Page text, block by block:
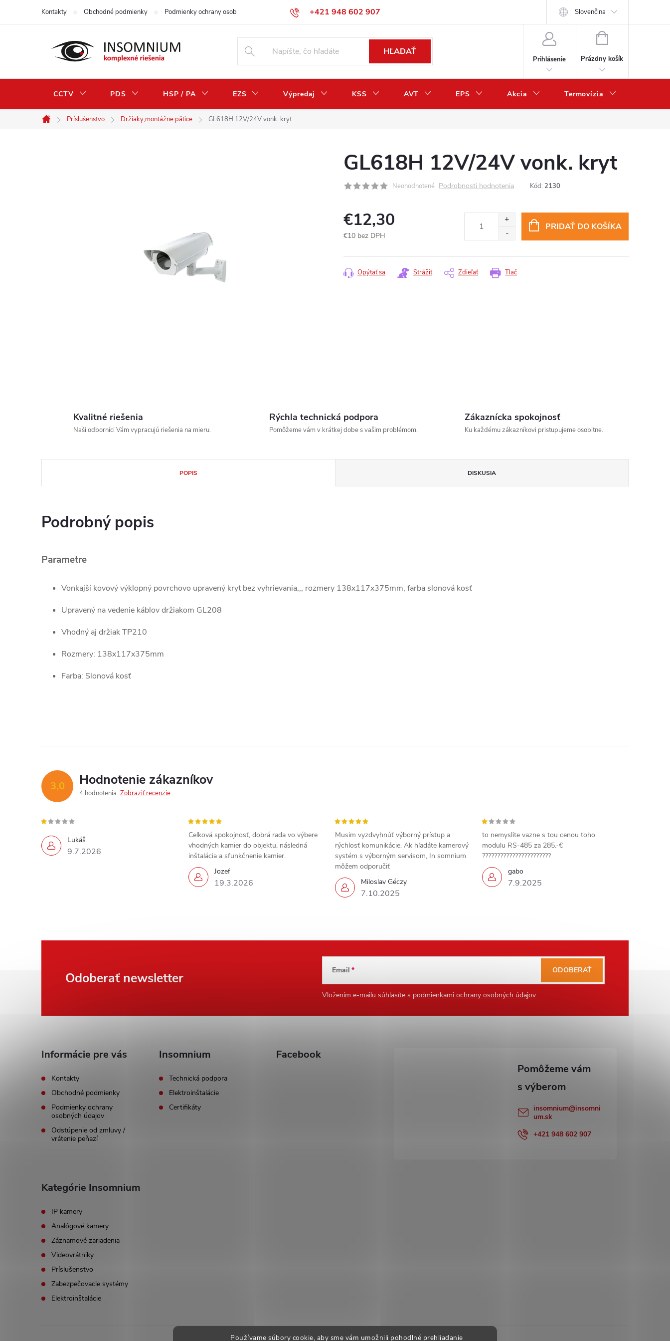
Používame súbory cookie, aby sme vám umožnili pohodlné prehliadanie
+421 948 602 907
Kontakty Obchodné podmienky Podmienky ochrany osobných údajov Odstúpenie od zmluvy / vrátenie peňazí Slovenčina
HĽADAŤ
Prihlásenie
NÁKUPNÝ
Prázdny košík
CCTV PDS HSP / PA EZS Výpredaj KSS AVT EPS Akcia Termovízia
Domov
Príslušenstvo Držiaky,montážne pätice GL618H 12V/24V vonk. kryt
GL618H 12V/24V vonk. kryt
Neohodnotené Podrobnosti hodnotenia Kód: 2130
€12,30
€10 bez DPH
cena:
PRIDAŤ DO KOŠÍKA
Tlač
Opýtať sa Strážiť Zdieľať
Kvalitné riešenia
Naši odborníci Vám vypracujú riešenia na mieru.
Rýchla technická podpora
Pomôžeme vám v krátkej dobe s vašim problémom.
Zákaznícka spokojnosť
Ku každému zákazníkovi pristupujeme osobitne.
POPIS DISKUSIA
Podrobný popis
Parametre
Vonkajší kovový výklopný povrchovo upravený kryt bez vyhrievania,,, rozmery 138x117x375mm, farba slonová kosť
Upravený na vedenie káblov držiakom GL208
Vhodný aj držiak TP210
Rozmery: 138x117x375mm
Farba: Slonová kosť
3,0 Hodnotenie zákazníkov
4 hodnotenia Zobraziť recenzie
Lukáš
9.7.2026
Jozef
19.3.2026
Celková spokojnosť, dobrá rada vo výbere
vhodných kamier do objektu, následná
inštalácia a sfunkčnenie kamier.
Miloslav Géczy
7.10.2025
Musim vyzdvyhnúť výborný prístup a
rýchlosť komunikácie. Ak hľadáte kamerový
systém s výborným servisom, In somnium
môžem odporučiť
gabo
7.9.2025
to nemyslite vazne s tou cenou toho
modulu RS-485 za 285.-€
???????????????????????
Odoberať newsletter Email
Vložením e-mailu súhlasíte s podmienkami ochrany osobných údajov
ODOBERAŤ
Informácie pre vás
Kontakty
Obchodné podmienky
Podmienky ochrany
osobných údajov
Odstúpenie od zmluvy /
vrátenie peňazí
Insomnium
Technická podpora
Elektroinštalácie
Certifikáty
Facebook
insomnium@insomni
um.sk
+421 948 602 907
Kategórie Insomnium
IP kamery
Analógové kamery
Záznamové zariadenia
Videovrátniky
Príslušenstvo
Zabezpečovacie systémy
Elektroinštalácie
www.insomnium.sk - Chat